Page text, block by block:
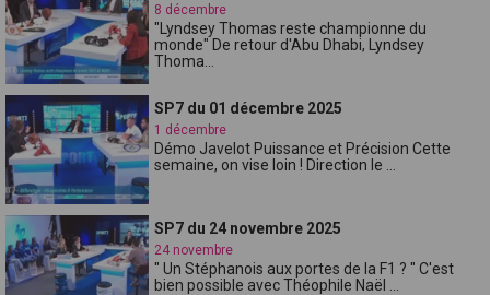
8 décembre
"Lyndsey Thomas reste championne du
monde" De retour d'Abu Dhabi, Lyndsey
Thoma...
SP7 du 01 décembre 2025
1 décembre
Démo Javelot Puissance et Précision Cette
semaine, on vise loin ! Direction le ...
SP7 du 24 novembre 2025
24 novembre
" Un Stéphanois aux portes de la F1 ? " C'est
bien possible avec Théophile Naël ...